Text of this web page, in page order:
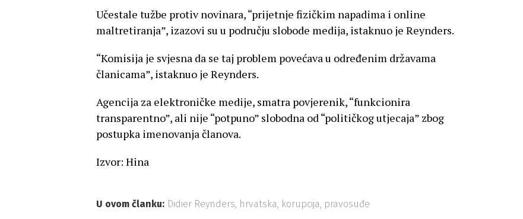
Učestale tužbe protiv novinara, “prijetnje fizičkim napadima i online
maltretiranja”, izazovi su u području slobode medija, istaknuo je Reynders.
“Komisija je svjesna da se taj problem povećava u određenim državama
članicama”, istaknuo je Reynders.
Agencija za elektroničke medije, smatra povjerenik, “funkcionira
transparentno”, ali nije “potpuno” slobodna od “političkog utjecaja” zbog
postupka imenovanja članova.
Izvor: Hina
U ovom članku: Didier Reynders, hrvatska, korupcija, pravosuđe